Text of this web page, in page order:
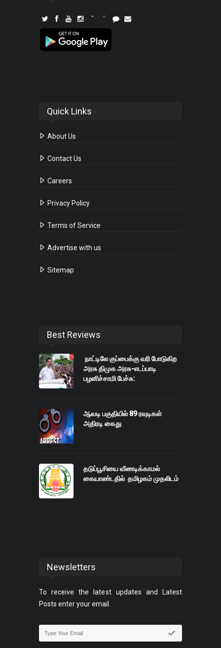
Quick Links
About Us
Contact Us
Careers
Privacy Policy
Terms of Service
Advertise with us
Sitemap
Best Reviews
நாட்டிலே குப்பைக்கு வரி போடுகிற
அரசு திமுக அரசு-எடப்பாடி
பழனிச்சாமி பேச்சு:
ஆவடி பகுதியில் 89 ரவுடிகள்
அதிரடி கைது
தடுப்பூசியை வீணடிக்காமல்
கையாண்டதில் தமிழகம் முதலிடம்
Newsletters
To receive the latest updates and Latest
Posts enter your email.